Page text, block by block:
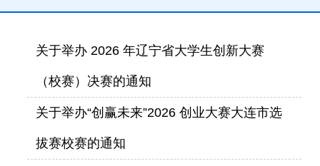
关于举办 2026 年辽宁省大学生创新大赛
（校赛）决赛的通知
关于举办“创赢未来”2026 创业大赛大连市选
拔赛校赛的通知